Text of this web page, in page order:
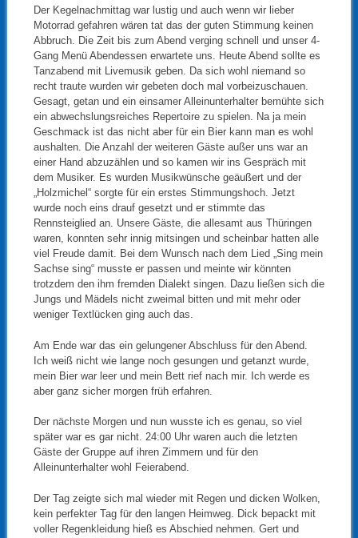
Der Kegelnachmittag war lustig und auch wenn wir lieber
Motorrad gefahren wären tat das der guten Stimmung keinen
Abbruch. Die Zeit bis zum Abend verging schnell und unser 4-
Gang Menü Abendessen erwartete uns. Heute Abend sollte es
Tanzabend mit Livemusik geben. Da sich wohl niemand so
recht traute wurden wir gebeten doch mal vorbeizuschauen.
Gesagt, getan und ein einsamer Alleinunterhalter bemühte sich
ein abwechslungsreiches Repertoire zu spielen. Na ja mein
Geschmack ist das nicht aber für ein Bier kann man es wohl
aushalten. Die Anzahl der weiteren Gäste außer uns war an
einer Hand abzuzählen und so kamen wir ins Gespräch mit
dem Musiker. Es wurden Musikwünsche geäußert und der
„Holzmichel“ sorgte für ein erstes Stimmungshoch. Jetzt
wurde noch eins drauf gesetzt und er stimmte das
Rennsteiglied an. Unsere Gäste, die allesamt aus Thüringen
waren, konnten sehr innig mitsingen und scheinbar hatten alle
viel Freude damit. Bei dem Wunsch nach dem Lied „Sing mein
Sachse sing“ musste er passen und meinte wir könnten
trotzdem den ihm fremden Dialekt singen. Dazu ließen sich die
Jungs und Mädels nicht zweimal bitten und mit mehr oder
weniger Textlücken ging auch das.
Am Ende war das ein gelungener Abschluss für den Abend.
Ich weiß nicht wie lange noch gesungen und getanzt wurde,
mein Bier war leer und mein Bett rief nach mir. Ich werde es
aber ganz sicher morgen früh erfahren.
Der nächste Morgen und nun wusste ich es genau, so viel
später war es gar nicht. 24:00 Uhr waren auch die letzten
Gäste der Gruppe auf ihren Zimmern und für den
Alleinunterhalter wohl Feierabend.
Der Tag zeigte sich mal wieder mit Regen und dicken Wolken,
kein perfekter Tag für den langen Heimweg. Dick bepackt mit
voller Regenkleidung hieß es Abschied nehmen. Gert und